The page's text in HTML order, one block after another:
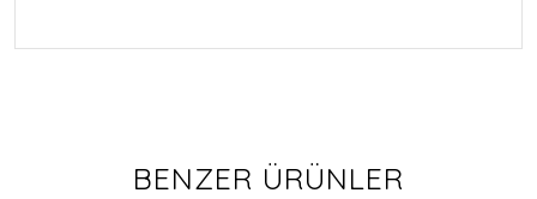
BENZER ÜRÜNLER